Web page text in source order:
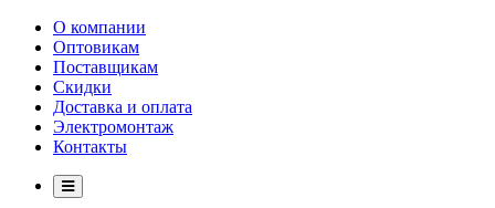
О компании
Оптовикам
Поставщикам
Скидки
Доставка и оплата
Электромонтаж
Контакты